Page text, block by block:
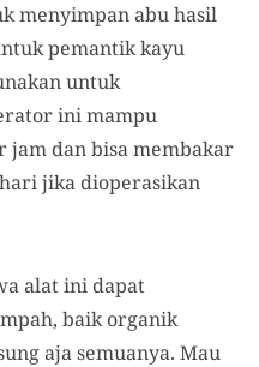
menyimpan abu hasil
pemantik kayu
untuk
ini mampu
jam dan bisa membakar
jika dioperasikan
alat ini dapat
baik organik
aja semuanya. Mau